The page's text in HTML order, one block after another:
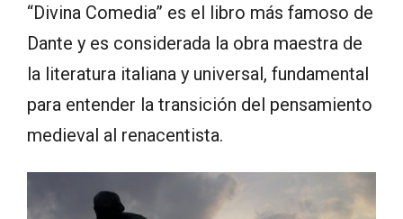
“Divina Comedia” es el libro más famoso de
Dante y es considerada la obra maestra de
la literatura italiana y universal, fundamental
para entender la transición del pensamiento
medieval al renacentista.